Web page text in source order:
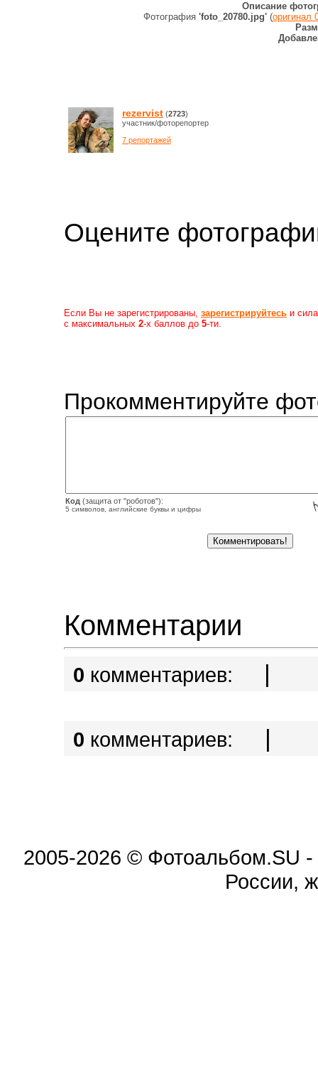
Описание
Фотография 'foto_20780.jpg'(оригинал
rezervist (2723)
участник/фоторепортер
7 репортажей
Оцените
Если Вы не зарегистрированы, зарегистрируйтесь и
с максимальных 2-х баллов до 5-ти.
Прокомментируйте
Код (защита от "роботов"):
5 символов, английские буквы и цифры
Комментарии
0 комментариев: |
0 комментариев: |
2005-2026 © Фотоальбом.SU -
России,